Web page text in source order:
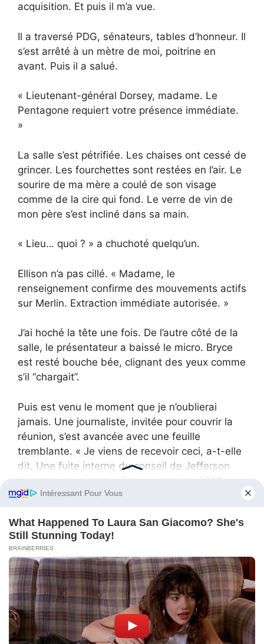
acquisition. Et puis il m’a vue.
Il a traversé PDG, sénateurs, tables d’honneur. Il
s’est arrêté à un mètre de moi, poitrine en
avant. Puis il a salué.
« Lieutenant-général Dorsey, madame. Le
Pentagone requiert votre présence immédiate.
»
La salle s’est pétrifiée. Les chaises ont cessé de
grincer. Les fourchettes sont restées en l’air. Le
sourire de ma mère a coulé de son visage
comme de la cire qui fond. Le verre de vin de
mon père s’est incliné dans sa main.
« Lieu… quoi ? » a chuchoté quelqu’un.
Ellison n’a pas cillé. « Madame, le
renseignement confirme des mouvements actifs
sur Merlin. Extraction immédiate autorisée. »
J’ai hoché la tête une fois. De l’autre côté de la
salle, le présentateur a baissé le micro. Bryce
est resté bouche bée, clignant des yeux comme
s’il “chargait”.
Puis est venu le moment que je n’oublierai
jamais. Une journaliste, invitée pour couvrir la
réunion, s’est avancée avec une feuille
tremblante. « Je viens de recevoir ceci, a-t-elle
dit. Une fuite interne du conseil de Jefferson
demandant le retrait du nom de la Générale
confusion quant à l’héritage familial”. »
Un souffle. De ceux qui aspirent tout l’air d’une
pièce.
Je me suis tournée vers mes parents. Ma voix
était ferme. « Vous ne m’avez pas seulement
rejetée. Vous avez essayé de m’effacer. »